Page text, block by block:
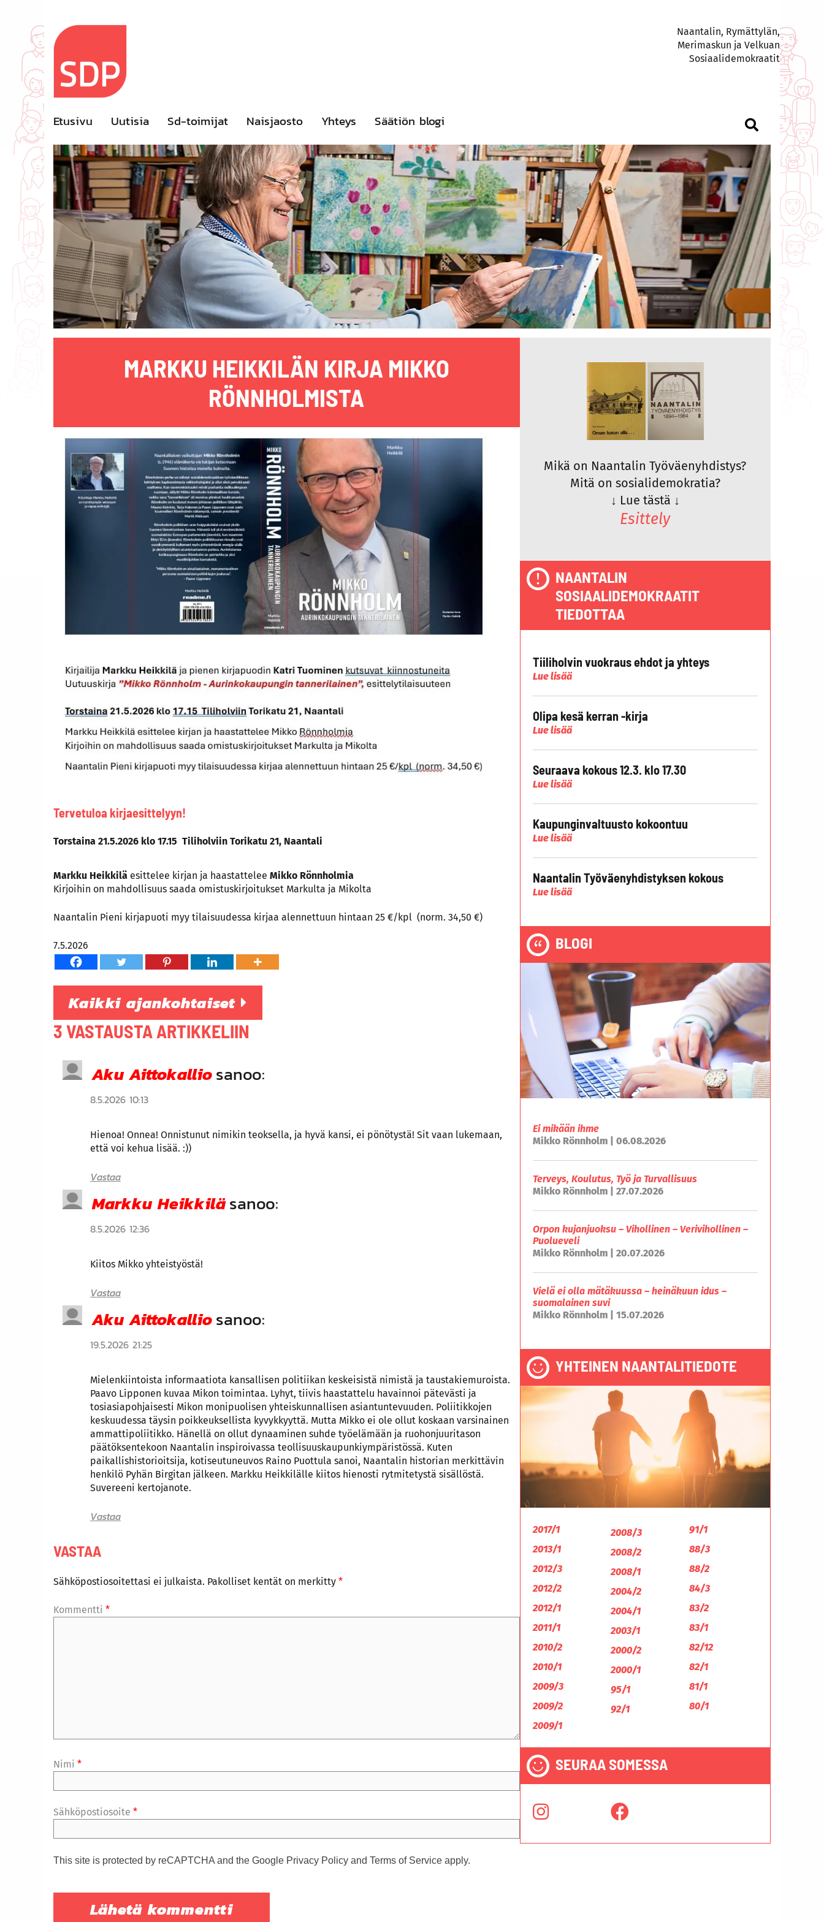
content
Naantalin, Rymättylän,
Merimaskun ja Velkuan
Sosiaalidemokraatit
Etusivu Uutisia Sd-toimijat Naisjaosto Yhteys Säätiön blogi
MARKKU HEIKKILÄN KIRJA MIKKO
RÖNNHOLMISTA
Tervetuloa kirjaesittelyyn!
Torstaina 21.5.2026 klo 17.15 Tiliholviin Torikatu 21, Naantali
Markku Heikkilä esittelee kirjan ja haastattelee Mikko Rönnholmia
Kirjoihin on mahdollisuus saada omistuskirjoitukset Markulta ja Mikolta
Naantalin Pieni kirjapuoti myy tilaisuudessa kirjaa alennettuun hintaan 25 €/kpl (norm. 34,50 €)
7.5.2026
Kaikki ajankohtaiset
3 VASTAUSTA ARTIKKELIIN
Aku Aittokalliosanoo:
8.5.2026 10:13
Hienoa! Onnea! Onnistunut nimikin teoksella, ja hyvä kansi, ei pönötystä! Sit vaan lukemaan,
että voi kehua lisää. :))
Vastaa
Markku Heikkiläsanoo:
8.5.2026 12:36
Kiitos Mikko yhteistyöstä!
Vastaa
Aku Aittokalliosanoo:
19.5.2026 21:25
Mielenkiintoista informaatiota kansallisen politiikan keskeisistä nimistä ja taustakiemuroista.
Paavo Lipponen kuvaa Mikon toimintaa. Lyhyt, tiivis haastattelu havainnoi pätevästi ja
tosiasiapohjaisesti Mikon monipuolisen yhteiskunnallisen asiantuntevuuden. Poliitikkojen
keskuudessa täysin poikkeuksellista kyvykkyyttä. Mutta Mikko ei ole ollut koskaan varsinainen
ammattipoliitikko. Hänellä on ollut dynaaminen suhde työelämään ja ruohonjuuritason
päätöksentekoon Naantalin inspiroivassa teollisuuskaupunkiympäristössä. Kuten
paikallishistorioitsija, kotiseutuneuvos Raino Puottula sanoi, Naantalin historian merkittävin
henkilö Pyhän Birgitan jälkeen. Markku Heikkilälle kiitos hienosti rytmitetystä sisällöstä.
Suvereeni kertojanote.
Vastaa
VASTAA
Sähköpostiosoitettasi ei julkaista. Pakolliset kentät on merkitty *
Kommentti *
Nimi *
Sähköpostiosoite *
This site is protected by reCAPTCHA and the Google Privacy Policy and Terms of Service apply.
Mikä on Naantalin Työväenyhdistys?
Mitä on sosialidemokratia?
↓ Lue tästä ↓
Esittely
NAANTALIN
SOSIAALIDEMOKRAATIT
TIEDOTTAA
Tiiliholvin vuokraus ehdot ja yhteys
Lue lisää
Olipa kesä kerran -kirja
Lue lisää
Seuraava kokous 12.3. klo 17.30
Lue lisää
Kaupunginvaltuusto kokoontuu
Lue lisää
Naantalin Työväenyhdistyksen kokous
Lue lisää
BLOGI
Ei mikään ihme
Mikko Rönnholm | 06.08.2026
Terveys, Koulutus, Työ ja Turvallisuus
Mikko Rönnholm | 27.07.2026
Orpon kujanjuoksu – Vihollinen – Verivihollinen –
Puolueveli
Mikko Rönnholm | 20.07.2026
Vielä ei olla mätäkuussa – heinäkuun idus –
suomalainen suvi
Mikko Rönnholm | 15.07.2026
YHTEINEN NAANTALITIEDOTE
2017/1
2013/1
2012/3
2012/2
2012/1
2011/1
2010/2
2010/1
2009/3
2009/2
2009/1
2008/3
2008/2
2008/1
2004/2
2004/1
2003/1
2000/2
2000/1
95/1
92/1
91/1
88/3
88/2
84/3
83/2
83/1
82/12
82/1
81/1
80/1
SEURAA SOMESSA